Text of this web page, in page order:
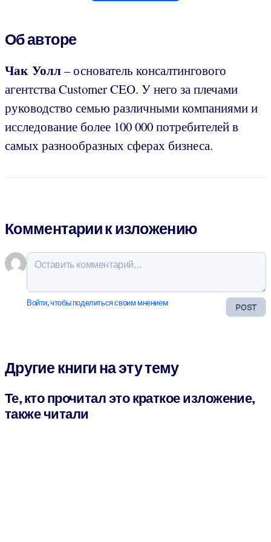
Об авторе
Чак Уолл– основатель консалтингового
агентства Customer CEO. У него за плечами
руководство семью различными компаниями и
исследование более 100 000 потребителей в
самых разнообразных сферах бизнеса.
Комментарии к изложению
POST
Войти, чтобы поделиться своим мнением
Другие книги на эту тему
Те, кто прочитал это краткое изложение,
также читали